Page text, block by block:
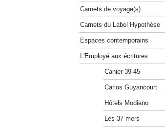
Carnets de voyage(s)
Carnets du Label Hypothèse
Espaces contemporains
L'Employé aux écritures
Cahier 39-45
Carlos Guyancourt
Hôtels Modiano
Les 37 mers